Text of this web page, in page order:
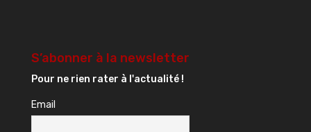
S’abonner à la newsletter
Pour ne rien rater à l'actualité !
Email